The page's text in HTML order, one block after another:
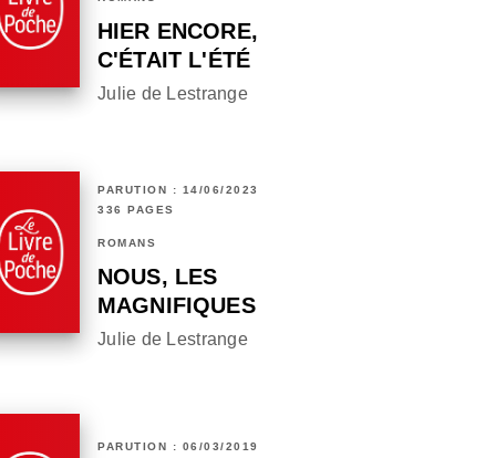
HIER ENCORE,
C'ÉTAIT L'ÉTÉ
Julie de Lestrange
PARUTION : 14/06/2023
336 PAGES
ROMANS
NOUS, LES
MAGNIFIQUES
Julie de Lestrange
PARUTION : 06/03/2019